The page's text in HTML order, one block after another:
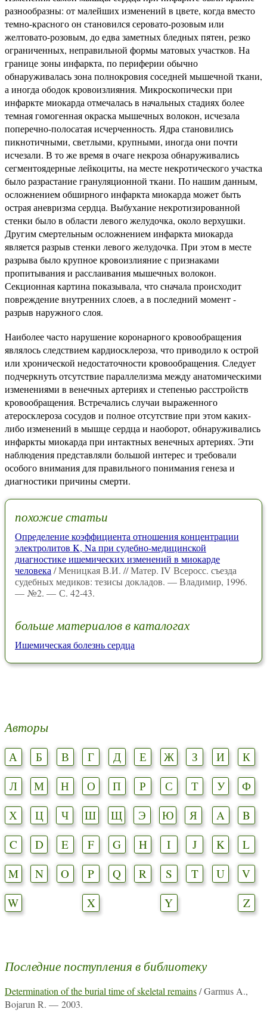
разнообразны: от малейших изменений в цвете, когда вместо
темно-красного он становился серовато-розовым или
желтовато-розовым, до едва заметных бледных пятен, резко
ограниченных, неправильной формы матовых участков. На
границе зоны инфаркта, по периферии обычно
обнаруживалась зона полнокровия соседней мышечной ткани,
а иногда ободок кровоизлияния. Микроскопически при
инфаркте миокарда отмечалась в начальных стадиях более
темная гомогенная окраска мышечных волокон, исчезала
поперечно-полосатая исчерченность. Ядра становились
пикнотичными, светлыми, крупными, иногда они почти
исчезали. В то же время в очаге некроза обнаруживались
сегментоядерные лейкоциты, на месте некротического участка
было разрастание грануляционной ткани. По нашим данным,
осложнением обширного инфаркта миокарда может быть
острая аневризма сердца. Выбухание некротизированной
стенки было в области левого желудочка, около верхушки.
Другим смертельным осложнением инфаркта миокарда
является разрыв стенки левого желудочка. При этом в месте
разрыва было крупное кровоизлияние с признаками
пропитывания и расслаивания мышечных волокон.
Секционная картина показывала, что сначала происходит
повреждение внутренних слоев, а в последний момент -
разрыв наружного слоя.
Наиболее часто нарушение коронарного кровообращения
являлось следствием кардиосклероза, что приводило к острой
или хронической недостаточности кровообращения. Следует
подчеркнуть отсутствие параллелизма между анатомическими
изменениями в венечных артериях и степенью расстройств
кровообращения. Встречались случаи выраженного
атеросклероза сосудов и полное отсутствие при этом каких-
либо изменений в мышце сердца и наоборот, обнаруживались
инфаркты миокарда при интактных венечных артериях. Эти
наблюдения представляли большой интерес и требовали
особого внимания для правильного понимания генеза и
диагностики причины смерти.
похожие статьи
Определение коэффициента отношения концентрации
электролитов K, Na при судебно-медицинской
диагностике ишемических изменений в миокарде
человека/ Меницкая В.И. // Матер. IV Всеросс. съезда
судебных медиков: тезисы докладов. — Владимир, 1996.
— №2. — С. 42-43.
больше материалов в каталогах
Ишемическая болезнь сердца
Авторы
А Б В Г Д Е Ж З И
К
Л
М Н О П Р С Т У
Ф
Х
Ц Ч Ш Щ Э Ю Я A
B
C
D E F G H I J K
L
M
N O P Q R S T U
V
W
X Y Z
Последние поступления в библиотеку
Determination of the burial time of skeletal remains/ Garmus A.,
Bojarun R. — 2003.